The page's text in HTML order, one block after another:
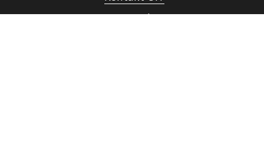
For media